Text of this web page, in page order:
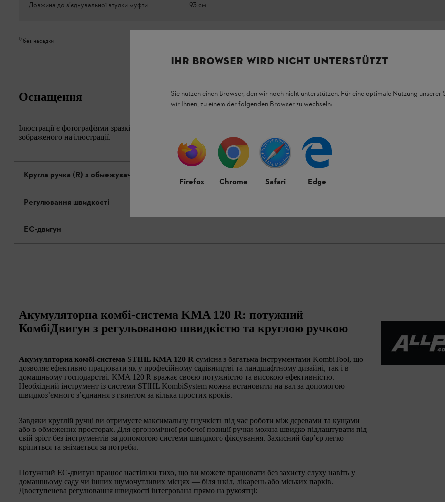
Довжина до з’єднувальної втулки муфти 93 см
1) без насадки
Оснащення
Ілюстрації є фотографіями зразків. Зовнішній вигляд і фактичне розташування елементів обладнання на продукті може - при
зображеного на ілюстрації.
Кругла ручка (R) з обмежувачем кроку
Регулювання швидкості
EC-двигун
Акумуляторна комбі-система KMA 120 R: потужний
КомбіДвигун з регульованою швидкістю та круглою ручкою
Акумуляторна комбі-система STIHL KMA 120 R сумісна з багатьма інструментами KombiTool, що
дозволяє ефективно працювати як у професійному садівництві та ландшафтному дизайні, так і в
домашньому господарстві. KMA 120 R вражає своєю потужністю та високою ефективністю.
Необхідний інструмент із системи STIHL KombiSystem можна встановити на вал за допомогою
швидкоз’ємного з’єднання з гвинтом за кілька простих кроків.
Завдяки круглій ручці ви отримуєте максимальну гнучкість під час роботи між деревами та кущами
або в обмежених просторах. Для ергономічної робочої позиції ручки можна швидко підлаштувати під
свій зріст без інструментів за допомогою системи швидкого фіксування. Захисний бар’єр легко
кріпиться та знімається за потреби.
Потужний EC-двигун працює настільки тихо, що ви можете працювати без захисту слуху навіть у
домашньому саду чи інших шумочутливих місцях — біля шкіл, лікарень або міських парків.
Двоступенева регулювання швидкості інтегрована прямо на рукоятці:
IHR BROWSER WIRD NICHT UNTERSTÜTZT
Sie nutzen einen Browser, den wir noch nicht unterstützen. Für eine optimale Nutzung unserer
wir Ihnen, zu einem der folgenden Browser zu wechseln:
Firefox Chrome Safari Edge